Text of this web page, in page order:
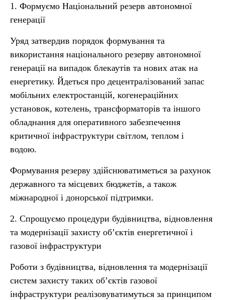
1. Формуємо Національний резерв автономної
генерації
Уряд затвердив порядок формування та
використання національного резерву автономної
генерації на випадок блекаутів та нових атак на
енергетику. Йдеться про децентралізований запас
мобільних електростанцій, когенераційних
установок, котелень, трансформаторів та іншого
обладнання для оперативного забезпечення
критичної інфраструктури світлом, теплом і
водою.
Формування резерву здійснюватиметься за рахунок
державного та місцевих бюджетів, а також
міжнародної і донорської підтримки.
2. Спрощуємо процедури будівництва, відновлення
та модернізації захисту об’єктів енергетичної і
газової інфраструктури
Роботи з будівництва, відновлення та модернізації
систем захисту таких об’єктів газової
інфраструктури реалізовуватимуться за принципом